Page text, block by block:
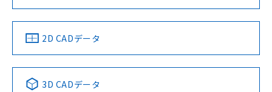
中国 RoHS 注意事項・凡例
LR型式承認
（イギリス
船舶規格）
DNV型式承認
（ノルウェー
BV型式承認
（フランス
KR型式
（韓国
No No No No
2D CADデータ
3D CADデータ